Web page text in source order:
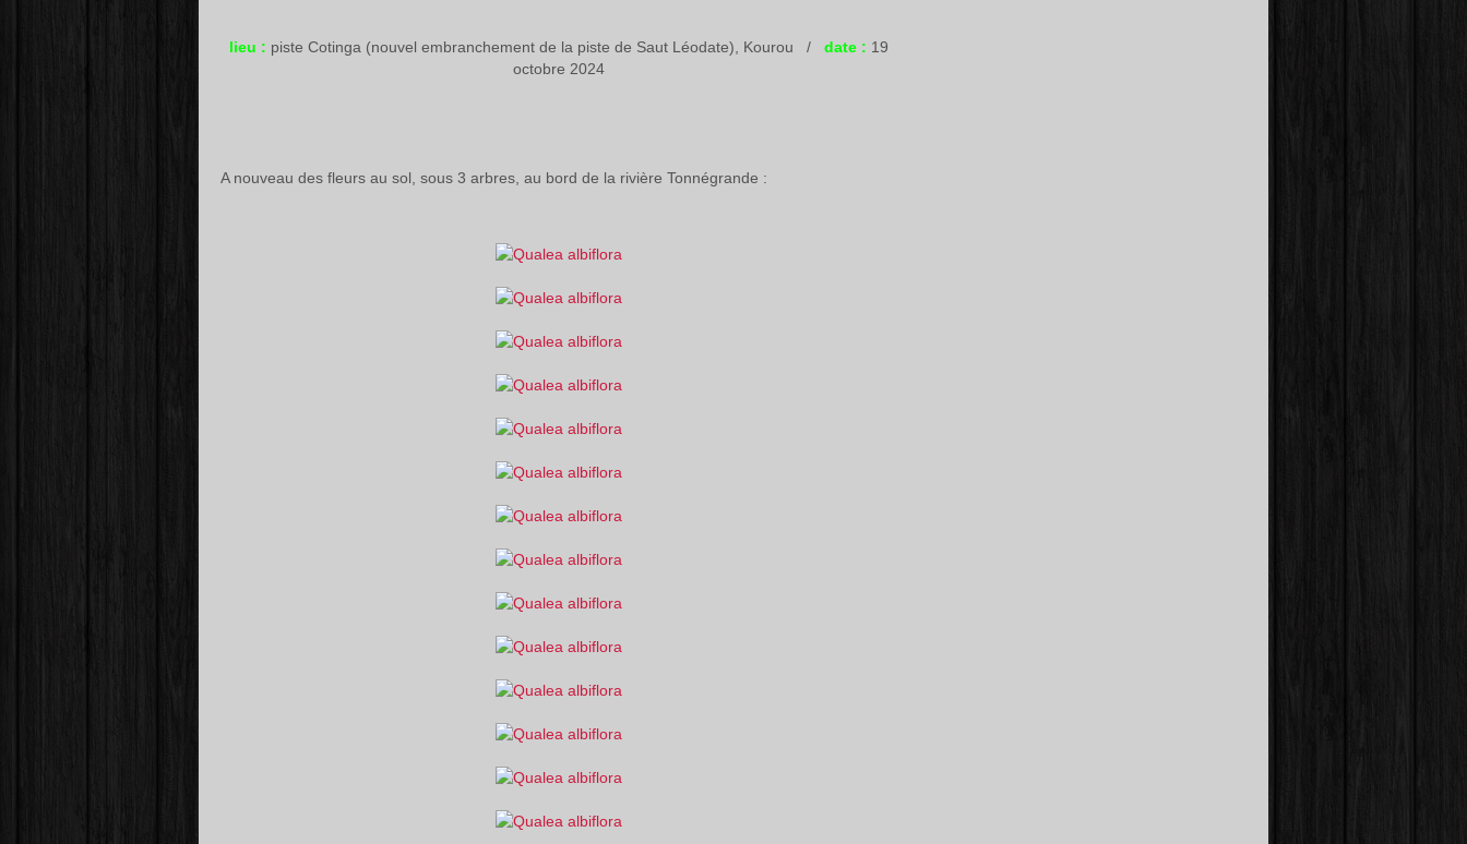
lieu : piste Cotinga (nouvel embranchement de la piste de Saut Léodate), Kourou / date : 19
octobre 2024
A nouveau des fleurs au sol, sous 3 arbres, au bord de la rivière Tonnégrande :